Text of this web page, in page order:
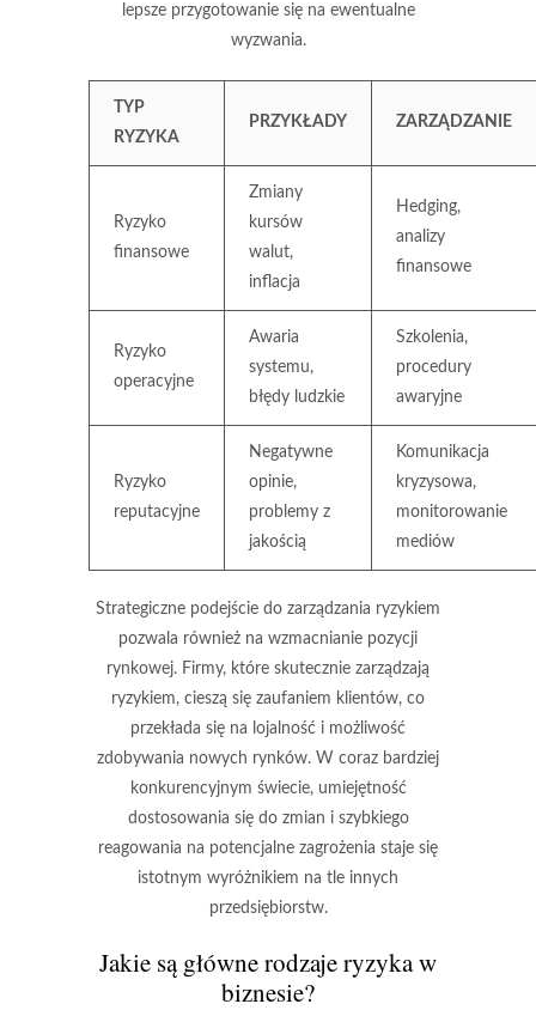
lepsze przygotowanie się na ewentualne
wyzwania.
TYP
RYZYKA
PRZYKŁADY ZARZĄDZANIE
Ryzyko
finansowe
Zmiany
kursów
walut,
inflacja
Hedging,
analizy
finansowe
Ryzyko
operacyjne
Awaria
systemu,
błędy ludzkie
Szkolenia,
procedury
awaryjne
Ryzyko
reputacyjne
Negatywne
opinie,
problemy z
jakością
Komunikacja
kryzysowa,
monitorowanie
mediów
Strategiczne podejście do zarządzania ryzykiem
pozwala również na wzmacnianie pozycji
rynkowej. Firmy, które skutecznie zarządzają
ryzykiem, cieszą się zaufaniem klientów, co
przekłada się na lojalność i możliwość
zdobywania nowych rynków. W coraz bardziej
konkurencyjnym świecie, umiejętność
dostosowania się do zmian i szybkiego
reagowania na potencjalne zagrożenia staje się
istotnym wyróżnikiem na tle innych
przedsiębiorstw.
Jakie są główne rodzaje ryzyka w
biznesie?